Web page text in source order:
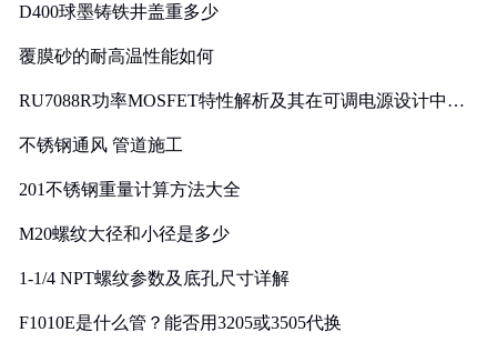
D400球墨铸铁井盖重多少
覆膜砂的耐高温性能如何
RU7088R功率MOSFET特性解析及其在可调电源设计中的
不锈钢通风 管道施工
201不锈钢重量计算方法大全
M20螺纹大径和小径是多少
1-1/4 NPT螺纹参数及底孔尺寸详解
F1010E是什么管？能否用3205或3505代换